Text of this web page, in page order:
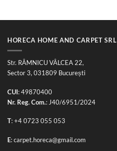
HORECA HOME AND CARPET SRL
Str. RÂMNICU VÂLCEA 22,
Sector 3, 031809 București
CUI: 49870400
Nr. Reg. Com.: J40/6951/2024
T:+4 0723 055 053
E:carpet.horeca@gmail.com